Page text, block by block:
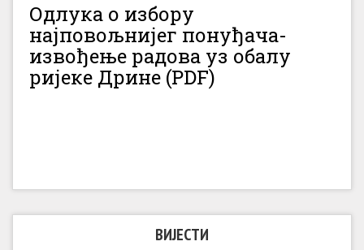
Одлука о избору
најповољнијег понуђача-
извођење радова уз обалу
ријеке Дрине (PDF)
ВИЈЕСТИ